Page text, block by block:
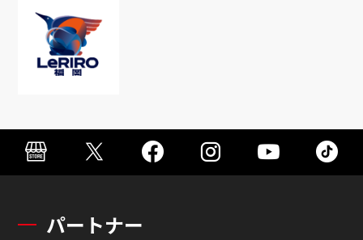
パートナー